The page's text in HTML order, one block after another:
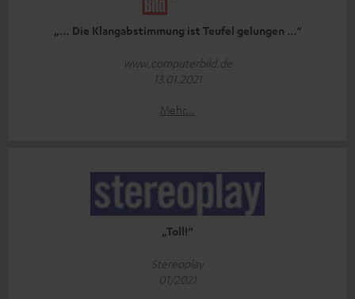
„… Die Klangabstimmung ist Teufel gelungen …“
www.computerbild.de
13.01.2021
Mehr...
„Toll!“
Stereoplay
01/2021